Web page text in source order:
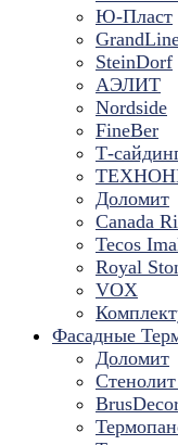
Ю-Пласт
SteinDorf
АЭЛИТ
Nordside
FineBer
Т-
Доломит
Canada
Tecos
Royal
VOX
Фасадные
Доломит